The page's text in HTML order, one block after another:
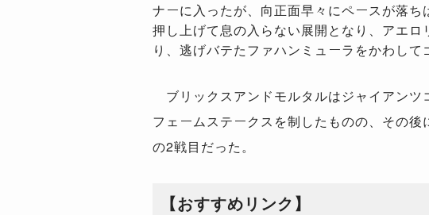
ナーに入ったが、向正面早々にペースが落
押し上げて息の入らない展開となり、アエ
り、逃げバテたファハンミューラをかわして
ブリックスアンドモルタルはジャイアンツ
フェームステークスを制したものの、その後
の2戦目だった。
【おすすめリンク】